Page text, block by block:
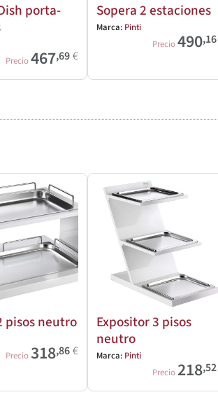
porta-
Precio467,69€
Sopera 2 estaciones
Marca: Pinti
Precio490,16
pisos neutro
Precio 318,86€
Expositor 3 pisos
neutro
Marca: Pinti
Precio 218,52